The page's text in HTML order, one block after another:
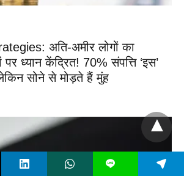
अति-अमीर लोगों का
पर ध्यान केंद्रित! 70% संपत्ति ‘इस’
सोने से मोड़ते हैं मुंह
L